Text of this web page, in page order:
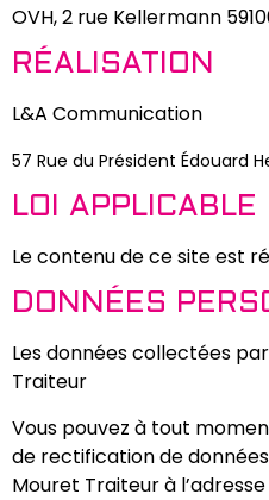
OVH, 2 rue Kellermann
RÉALISATION
L&A Communication
57 Rue du Président Édouard
LOI APPLICABLE
Le contenu de ce site est
DONNÉES
Les données collectées
Traiteur
Vous pouvez à tout
de rectification de
Mouret Traiteur à